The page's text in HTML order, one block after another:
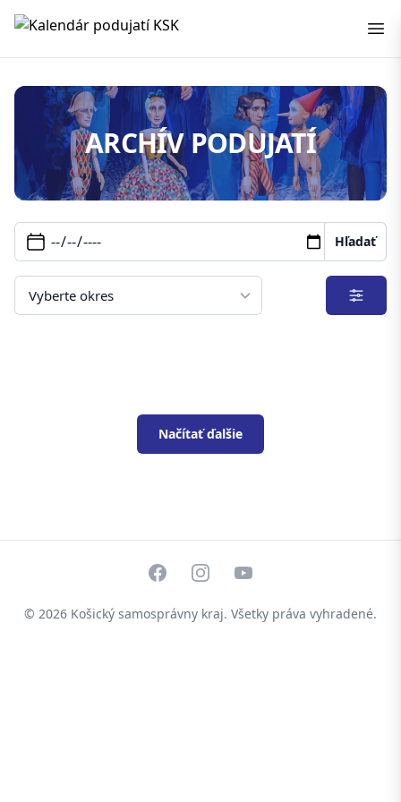
Kalendár podujatí KSK
ARCHÍV PODUJATÍ
Filter
Hľadať
Načítať ďalšie
FacebookInstagramYouTube
© 2026 Košický samosprávny kraj. Všetky práva vyhradené.